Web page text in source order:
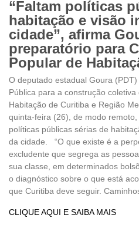
“Faltam políticas
habitação e visão
cidade”, afirma
preparatório para
Popular de
O deputado estadual Goura
Pública para a construção
Habitação de Curitiba e Região
quinta-feira (26), de modo
políticas públicas sérias de
da cidade. “O que existe é a
excludente que segrega as
sua classe, em determinados
o diagnóstico sobre o que está
que Curitiba deve seguir.
CLIQUE AQUI E SAIBA MAIS